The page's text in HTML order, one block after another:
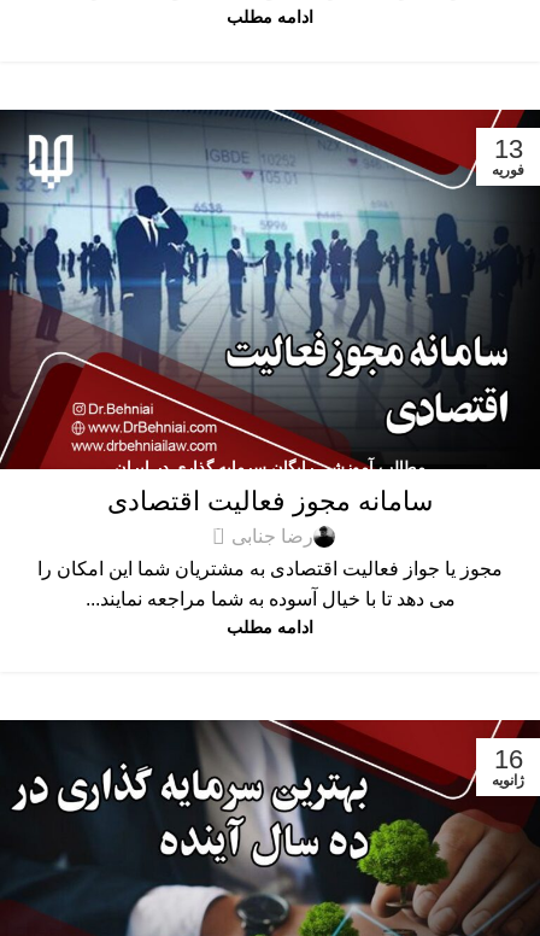
ادامه مطلب
13
فوریه
مطالب آموزشی رایگان سرمایه گذاری در ایران
سامانه مجوز فعالیت اقتصادی
رضا جنابی 0
مجوز یا جواز فعالیت اقتصادی به مشتریان شما این امکان را
می دهد تا با خیال آسوده به شما مراجعه نمایند...
ادامه مطلب
16
ژانویه